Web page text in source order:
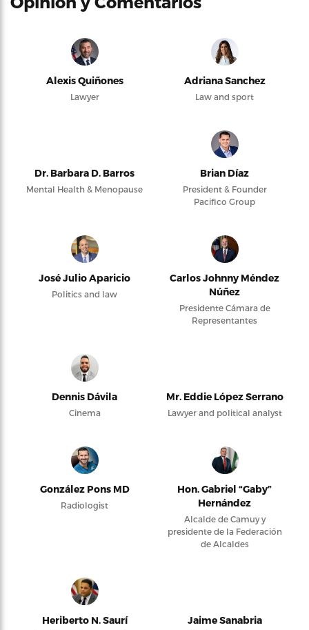
Alexis Quiñones
Lawyer
Adriana Sanchez
Law and sport
Dr. Barbara D. Barros
Mental Health & Menopause
Brian Díaz
President & Founder
Pacifico Group
José Julio Aparicio
Politics and law
Carlos Johnny Méndez
Núñez
Presidente Cámara de
Representantes
Dennis Dávila
Cinema
Mr. Eddie López Serrano
Lawyer and political analyst
González Pons MD
Radiologist
Hon. Gabriel “Gaby”
Hernández
Alcalde de Camuy y
presidente de la Federación
de Alcaldes
Heriberto N. Saurí Jaime Sanabria